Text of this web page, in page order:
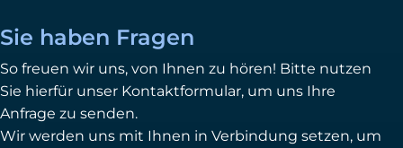
Sie haben Fragen
So freuen wir uns, von Ihnen zu hören! Bitte nutzen
Sie hierfür unser Kontaktformular, um uns Ihre
Anfrage zu senden.
Wir werden uns mit Ihnen in Verbindung setzen, um